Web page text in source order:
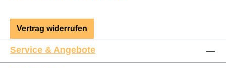
Vertrag widerrufen
Service & Angebote